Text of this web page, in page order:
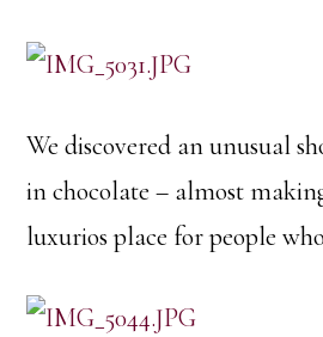
We discovered an unusual
in chocolate – almost
luxurios place for people